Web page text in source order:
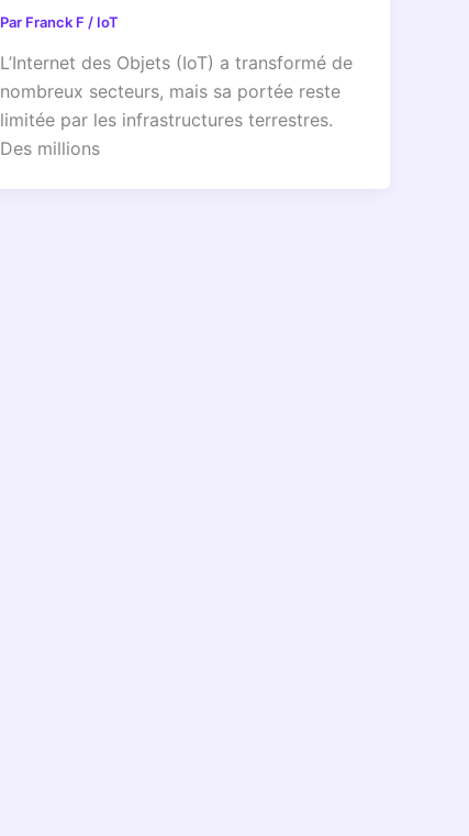
Par Franck F / IoT
L’Internet des Objets (IoT) a transformé de
nombreux secteurs, mais sa portée reste
limitée par les infrastructures terrestres.
Des millions